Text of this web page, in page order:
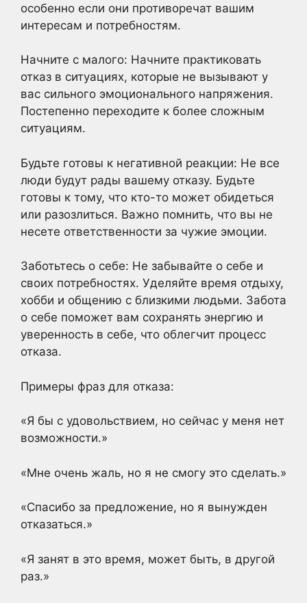
особенно если они противоречат вашим
интересам и потребностям.
Начните с малого: Начните практиковать
отказ в ситуациях, которые не вызывают у
вас сильного эмоционального напряжения.
Постепенно переходите к более сложным
ситуациям.
Будьте готовы к негативной реакции: Не все
люди будут рады вашему отказу. Будьте
готовы к тому, что кто-то может обидеться
или разозлиться. Важно помнить, что вы не
несете ответственности за чужие эмоции.
Заботьтесь о себе: Не забывайте о себе и
своих потребностях. Уделяйте время отдыху,
хобби и общению с близкими людьми. Забота
о себе поможет вам сохранять энергию и
уверенность в себе, что облегчит процесс
отказа.
Примеры фраз для отказа:
«Я бы с удовольствием, но сейчас у меня нет
возможности.»
«Мне очень жаль, но я не смогу это сделать.»
«Спасибо за предложение, но я вынужден
отказаться.»
«Я занят в это время, может быть, в другой
раз.»